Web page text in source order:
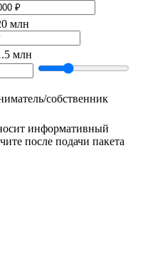
млн
млн
собственник
информативный
после подачи пакета